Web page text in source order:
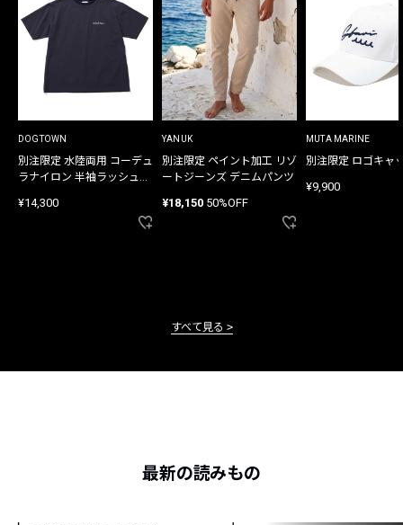
DOGTOWN
別注限定 水陸両用 コーデュ
ラナイロン 半袖ラッシュガ
¥14,300
YANUK
別注限定 ペイント加工 リゾ
ートジーンズ デニムパンツ
¥18,150 50%OFF
MUTA MARINE
別注限定 ロゴキャ
¥9,900
すべて見る
最新の読みもの